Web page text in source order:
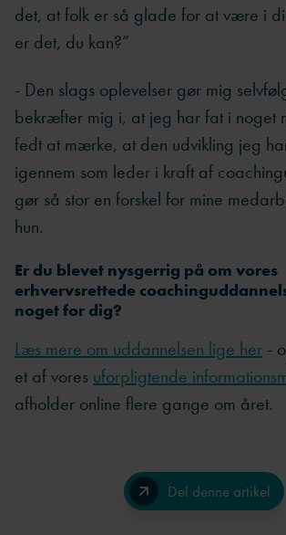
det, at folk er så glade for at være i
er det, du kan?”
- Den slags oplevelser gør mig
bekræfter mig i, at jeg har fat i noget
fedt at mærke, at den udvikling jeg
igennem som leder i kraft af
gør så stor en forskel for mine
hun.
Er du blevet nysgerrig på om vores
erhvervsrettede
noget for dig?
Læs mere om uddannelsen lige her -
et af vores uforpligtende
afholder online flere gange om året.
Del denne artikel